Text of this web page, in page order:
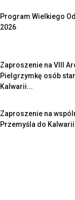
Program Wielkiego
2026
Zaproszenie na VIII
Pielgrzymkę osób
Kalwarii...
Zaproszenie na
Przemyśla do Kalwarii